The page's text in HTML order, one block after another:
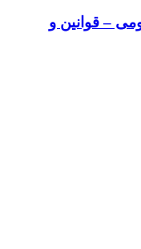
– قوانین و